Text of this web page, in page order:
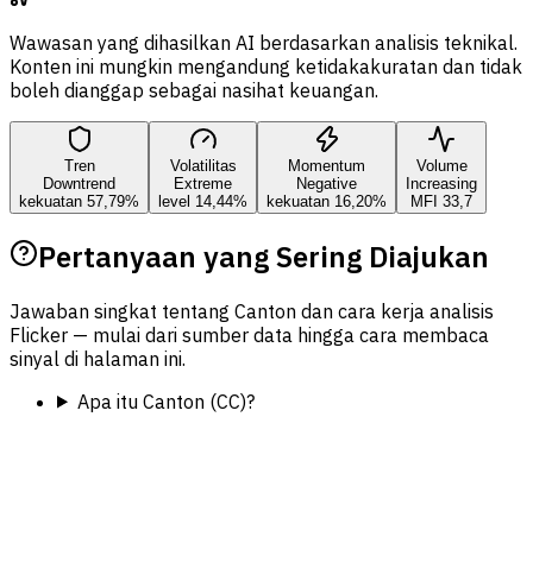
Wawasan yang dihasilkan AI berdasarkan analisis teknikal.
Konten ini mungkin mengandung ketidakakuratan dan tidak
boleh dianggap sebagai nasihat keuangan.
Tren
Downtrend
kekuatan 57,79%
Volatilitas
Extreme
level 14,44%
Momentum
Negative
kekuatan 16,20%
Volume
Increasing
MFI 33,7
Pertanyaan yang Sering Diajukan
Jawaban singkat tentang Canton dan cara kerja analisis
Flicker — mulai dari sumber data hingga cara membaca
sinyal di halaman ini.
Apa itu Canton (CC)?